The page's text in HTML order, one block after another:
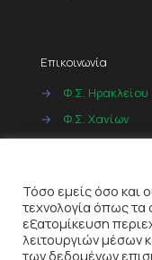
Επικοινωνία
→
Φ.Σ. Ηρακλείου
→
Φ.Σ. Χανίων
Τόσο εμείς όσο και
τεχνολογία όπως τα
εξατομίκευση
λειτουργιών μέσων
των δεδομένων